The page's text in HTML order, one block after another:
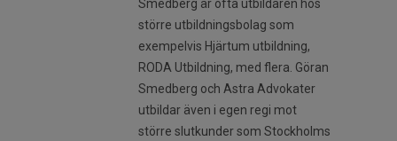
Smedberg är ofta utbildaren hos
större utbildningsbolag som
exempelvis Hjärtum utbildning,
RODA Utbildning, med flera. Göran
Smedberg och Astra Advokater
utbildar även i egen regi mot
större slutkunder som Stockholms